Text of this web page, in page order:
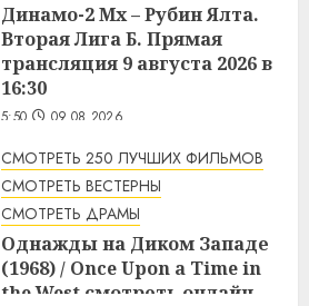
Динамо-2 Мх – Рубин Ялта.
Вторая Лига Б. Прямая
трансляция 9 августа 2026 в
16:30
5:50 09.08.2026
СМОТРЕТЬ 250 ЛУЧШИХ ФИЛЬМОВ
СМОТРЕТЬ ВЕСТЕРНЫ
СМОТРЕТЬ ДРАМЫ
Однажды на Диком Западе
(1968) / Once Upon a Time in
the West смотреть онлайн